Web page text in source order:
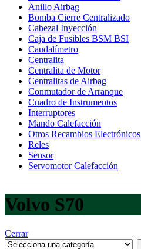
Anillo Airbag
Bomba Cierre Centralizado
Cabezal Inyección
Caja de Fusibles BSM BSI
Caudalímetro
Centralita
Centralita de Motor
Centralitas de Airbag
Conmutador de Arranque
Cuadro de Instrumentos
Interruptores
Mando Calefacción
Otros Recambios Electrónicos
Reles
Sensor
Servomotor Calefacción
Volvo S70
Cerrar
Selecciona